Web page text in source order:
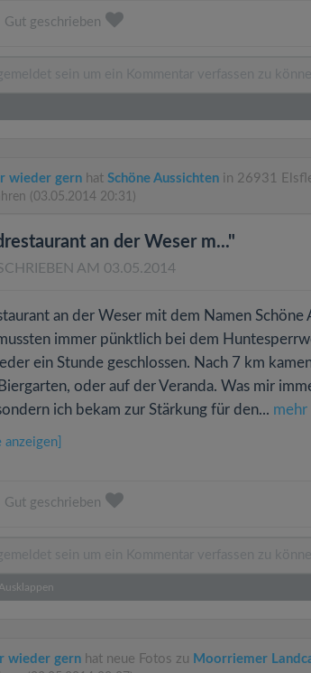
Gut geschrieben
wieder gern hat Schöne Aussichten in 26931
(03.05.2014 20:31)
an der Weser m..."
AM 03.05.2014
an der Weser mit dem Namen
immer pünktlich bei dem
ein Stunde geschlossen. Nach 7 km
oder auf der Veranda. Was mir
ich bekam zur Stärkung für den... mehr
anzeigen]
Gut geschrieben
Ausklappen
wieder gern hat neue Fotos zu Moorriemer